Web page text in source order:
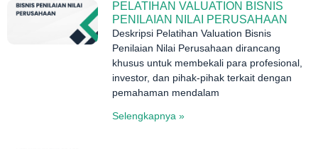
PELATIHAN VALUATION BISNIS
PENILAIAN NILAI PERUSAHAAN
Deskripsi Pelatihan Valuation Bisnis
Penilaian Nilai Perusahaan dirancang
khusus untuk membekali para profesional,
investor, dan pihak-pihak terkait dengan
pemahaman mendalam
Selengkapnya »